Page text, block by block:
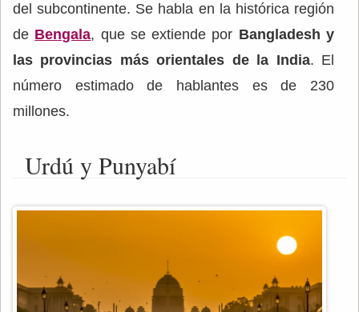
del subcontinente. Se habla en la histórica región
de Bengala, que se extiende por Bangladesh y
las provincias más orientales de la India. El
número estimado de hablantes es de 230
millones.
Urdú y Punyabí